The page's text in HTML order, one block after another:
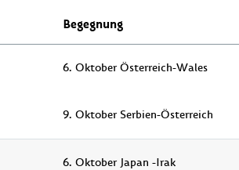
Begegnung
6. Oktober Österreich-Wales
9. Oktober Serbien-Österreich
6. Oktober Japan -Irak